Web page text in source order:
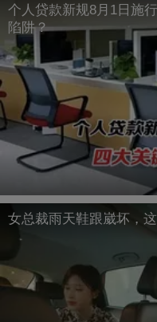
个人贷款新规8月1日施
陷阱？
女总裁雨天鞋跟崴坏，